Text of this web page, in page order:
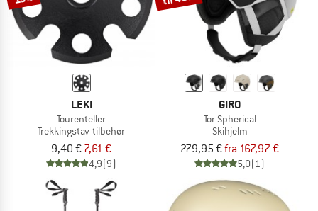
LEKI
Tourenteller
Trekkingstav-tilbehør
9,40 € 7,61 €
4,9(9)
GIRO
Tor Spherical
Skihjelm
279,95 €fra 167,97 €
5,0(1)